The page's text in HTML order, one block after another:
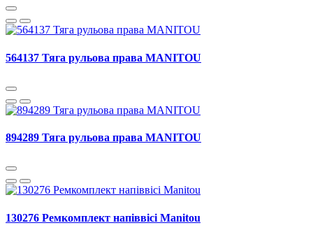
564137 Тяга рульова права MANITOU
894289 Тяга рульова права MANITOU
130276 Ремкомплект напіввісі Manitou